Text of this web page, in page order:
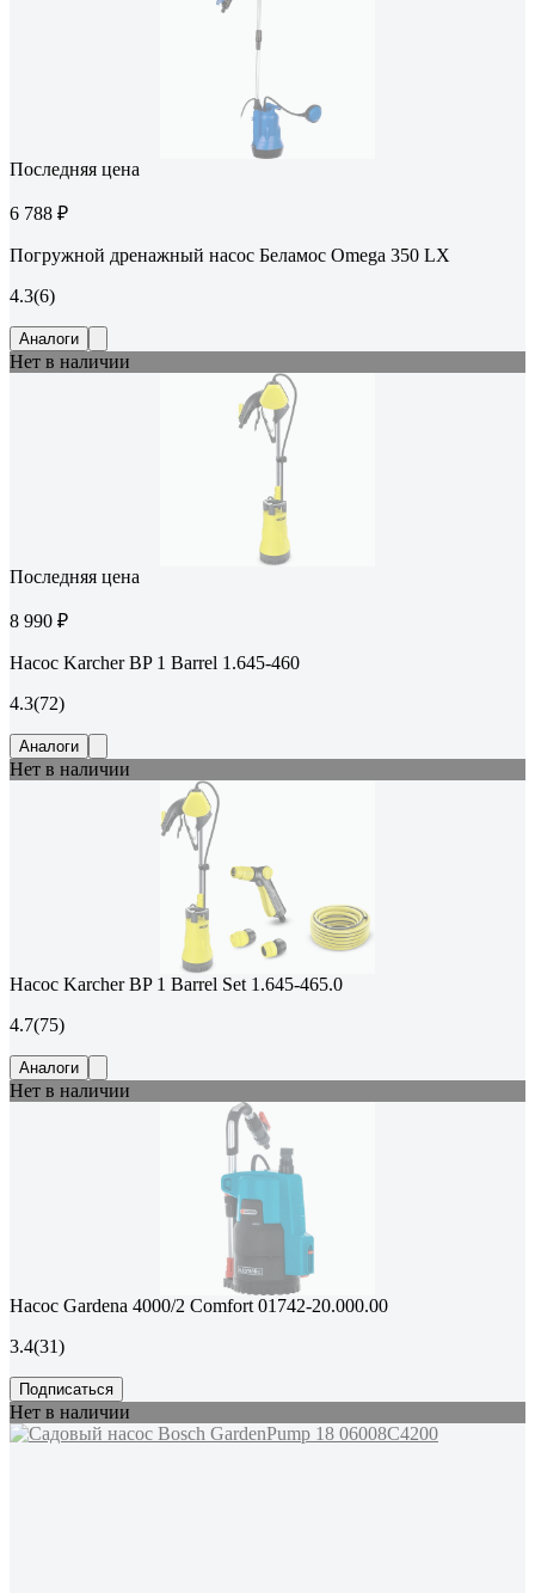
Последняя цена
6 788 ₽
Погружной дренажный насос Беламос Omega 350 LX
4.3(6)
Аналоги
Нет в наличии
Последняя цена
8 990 ₽
Насос Karcher BP 1 Barrel 1.645-460
4.3(72)
Аналоги
Нет в наличии
Насос Karcher BP 1 Barrel Set 1.645-465.0
4.7(75)
Аналоги
Нет в наличии
Насос Gardena 4000/2 Comfort 01742-20.000.00
3.4(31)
Подписаться
Нет в наличии